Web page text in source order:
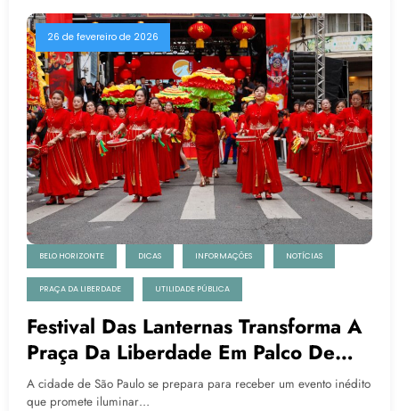
26 de fevereiro de 2026
BELO HORIZONTE DICAS INFORMAÇÕES NOTÍCIAS
PRAÇA DA LIBERDADE UTILIDADE PÚBLICA
Festival Das Lanternas Transforma A
Praça Da Liberdade Em Palco De
Cultura, Arte E Gastronomia Chinesa
A cidade de São Paulo se prepara para receber um evento inédito
que promete iluminar…